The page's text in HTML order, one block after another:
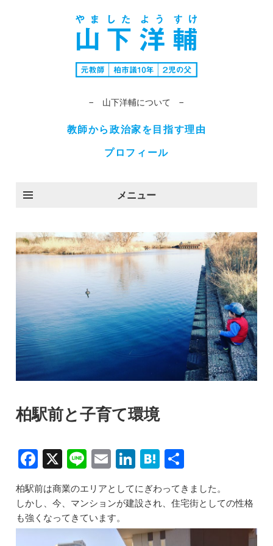
− 山下洋輔について −
教師から政治家を目指す理由
プロフィール
メニュー
柏駅前と子育て環境
F
a
c
e
b
X Li
n
e
E
m
ai
l
Li
n
k
dI
H
at
e
a
有
柏駅前は商業のエリアとしてにぎわってきました。
しかし、今、マンションが建設され、住宅街としての性格
も強くなってきています。